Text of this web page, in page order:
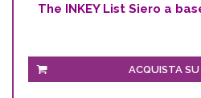
The INKEY List Siero a
ACQUISTA